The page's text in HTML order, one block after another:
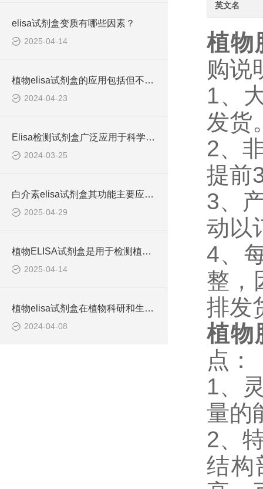
elisa试剂盒变质有哪些因素？
2025-04-14
植物elisa试剂盒的应用包括但不限于以下几个方面
2024-04-23
Elisa检测试剂盒广泛应用于科学研究和临床诊断中
2024-03-25
白介素elisa试剂盒其功能主要应用领域
2025-04-29
植物ELISA试剂盒是用于检测植物体内各种生物分子含量的实验工具
2025-04-14
植物elisa试剂盒在植物科研和生产中有着重要的应用价值
2024-04-08
英文名
植物
购说
1、
发货
2、
提前
3、
动以
4、
整，
排发
植物
点：
1、
量的
2、
结构